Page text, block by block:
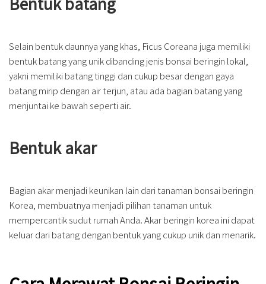
Selain bentuk daunnya yang khas, Ficus Coreana juga memiliki
bentuk batang yang unik dibanding jenis bonsai beringin lokal,
yakni memiliki batang tinggi dan cukup besar dengan gaya
batang mirip dengan air terjun, atau ada bagian batang yang
menjuntai ke bawah seperti air.
Bentuk akar
Bagian akar menjadi keunikan lain dari tanaman bonsai beringin
Korea, membuatnya menjadi pilihan tanaman untuk
mempercantik sudut rumah Anda. Akar beringin korea ini dapat
keluar dari batang dengan bentuk yang cukup unik dan menarik.